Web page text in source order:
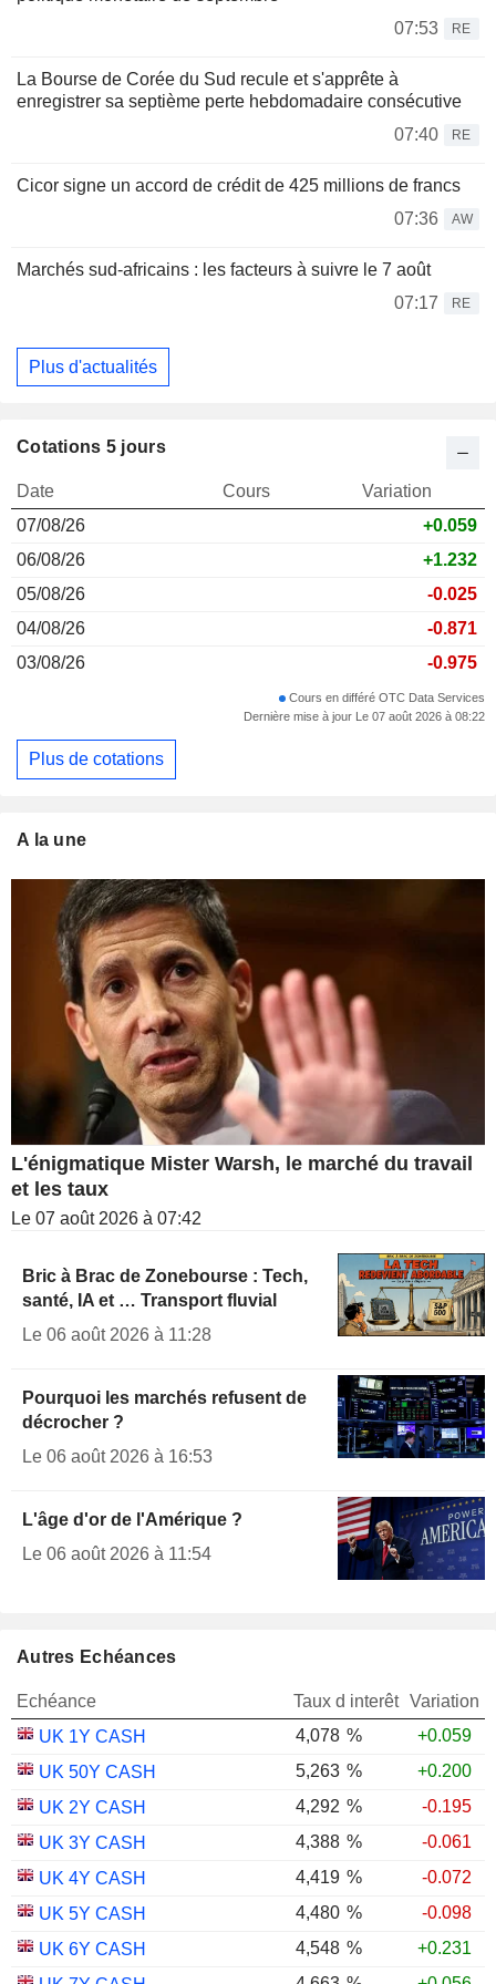
07:53
RE
La Bourse de Corée du Sud recule et s'apprête à
enregistrer sa septième perte hebdomadaire consécutive
07:40
RE
Cicor signe un accord de crédit de 425 millions de francs
07:36
AW
Marchés sud-africains : les facteurs à suivre le 7 août
07:17
RE
Plus d'actualités
Cotations 5 jours
Date Cours
Variation
07/08/26
+0.059
06/08/26
+1.232
05/08/26
-0.025
04/08/26
-0.871
03/08/26
-0.975
Cours en différé OTC Data Services
Dernière mise à jour Le 07 août 2026 à 08:22
Plus de cotations
A la une
L'énigmatique Mister Warsh, le marché du travail
et les taux
Le 07 août 2026 à 07:42
Bric à Brac de Zonebourse : Tech,
santé, IA et … Transport fluvial
Le 06 août 2026 à 11:28
Pourquoi les marchés refusent de
décrocher ?
Le 06 août 2026 à 16:53
L'âge d'or de l'Amérique ?
Le 06 août 2026 à 11:54
Autres Echéances
Echéance Taux d interêt Variation
UK 1Y CASH
4,078 %
+0.059
UK 50Y CASH
5,263 %
+0.200
UK 2Y CASH
4,292 %
-0.195
UK 3Y CASH
4,388 %
-0.061
UK 4Y CASH
4,419 %
-0.072
UK 5Y CASH
4,480 %
-0.098
UK 6Y CASH
4,548 %
+0.231